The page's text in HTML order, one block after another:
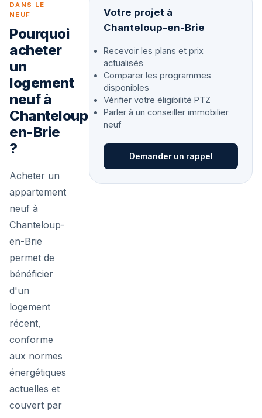
DANS LE
NEUF
Pourquoi
acheter
un
logement
neuf à
Chanteloup-
en-Brie
?
Acheter un
appartement
neuf à
Chanteloup-
en-Brie
permet de
bénéficier
d'un
logement
récent,
conforme
aux normes
énergétiques
actuelles et
couvert par
Votre projet à
Chanteloup-en-Brie
Recevoir les plans et prix
actualisés
Comparer les programmes
disponibles
Vérifier votre éligibilité PTZ
Parler à un conseiller immobilier
neuf
Demander un rappel